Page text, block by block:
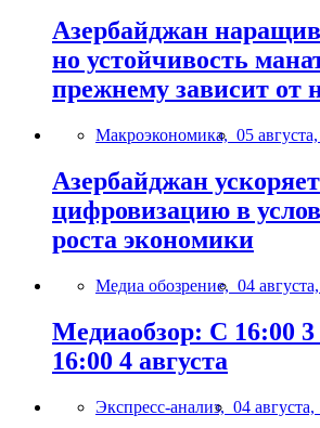
Азербайджан
но устойчивость
прежнему зависит от
Макроэкономика, 05
Азербайджан ускоряет
цифровизацию в
роста экономики
Медиа обозрение, 04
Медиаобзор: С 16:00 3
16:00 4 августа
Экспресс-анализ, 04